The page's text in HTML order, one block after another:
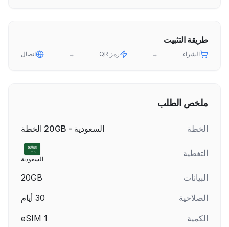
طريقة التثبيت
الشراء → رمز QR → اتصال
ملخص الطلب
الخطة السعودية - 20GB الخطة
التغطية
السعودية
البيانات
20GB
الصلاحية
30 أيام
الكمية
1